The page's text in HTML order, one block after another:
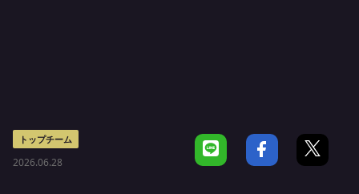
トップチーム
2026.06.28